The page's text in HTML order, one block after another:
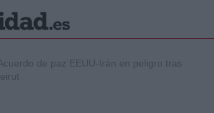
de paz EEUU-Irán en peligro tras